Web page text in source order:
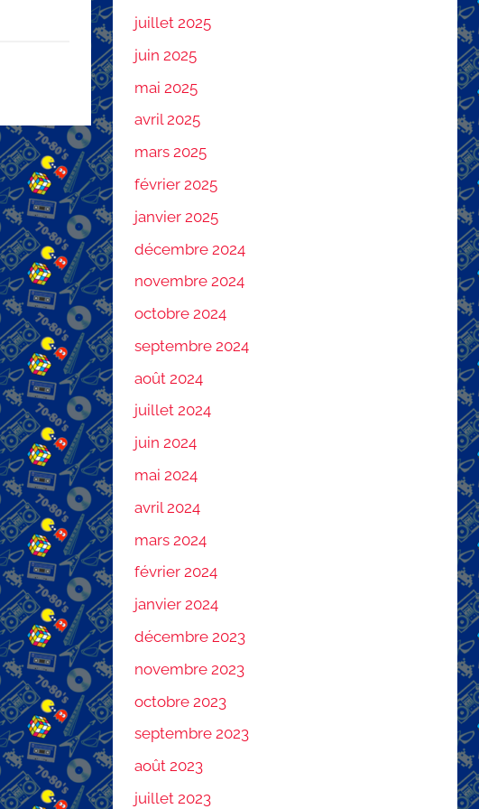
juillet 2025
juin 2025
mai 2025
avril 2025
mars 2025
février 2025
janvier 2025
décembre 2024
novembre 2024
octobre 2024
septembre 2024
août 2024
juillet 2024
juin 2024
mai 2024
avril 2024
mars 2024
février 2024
janvier 2024
décembre 2023
novembre 2023
octobre 2023
septembre 2023
août 2023
juillet 2023